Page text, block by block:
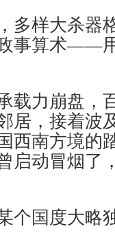
多样大杀器
事算术——
载力崩盘，
居，接着波
西南方境的
启动冒烟了
个国度大略